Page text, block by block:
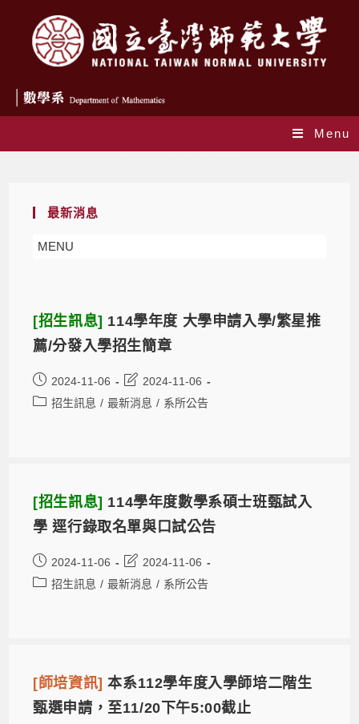
Menu
最新消息
MENU
[招生訊息] 114學年度 大學申請入學/繁星推
薦/分發入學招生簡章
2024-11-06
2024-11-06
招生訊息 / 最新消息 / 系所公告
[招生訊息] 114學年度數學系碩士班甄試入
學 逕行錄取名單與口試公告
2024-11-06
2024-11-06
招生訊息 / 最新消息 / 系所公告
[師培資訊]本系112學年度入學師培二階生
甄選申請，至11/20下午5:00截止